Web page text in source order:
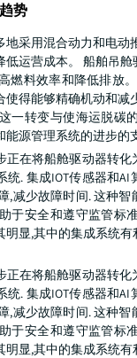
势
地采用混合动力和电动
低运营成本。 船舶吊
燃料效率和降低排放
使得能够精确机动和减
一转变与使海运脱碳
源管理系统的进步的
正在将船舱驱动器转化
统. 集成IOT传感器和
,减少故障时间. 这种智
于安全和遵守监管标
明显,其中的集成系统
正在将船舱驱动器转化
统. 集成IOT传感器和
,减少故障时间. 这种智
于安全和遵守监管标
明显,其中的集成系统